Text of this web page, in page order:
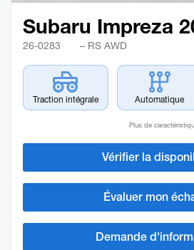
Subaru Impreza
26-0283 – RS AWD
Traction intégrale Automatique
Plus de
Vérifier la
Évaluer mon
Demande